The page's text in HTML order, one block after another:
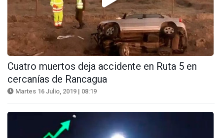
Cuatro muertos deja accidente en Ruta 5 en
cercanías de Rancagua
Martes 16 Julio, 2019 | 08:19